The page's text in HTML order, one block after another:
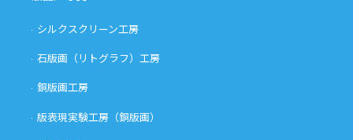
シルクスクリーン工房
石版画（リトグラフ）工房
銅版画工房
版表現実験工房（銅版画）